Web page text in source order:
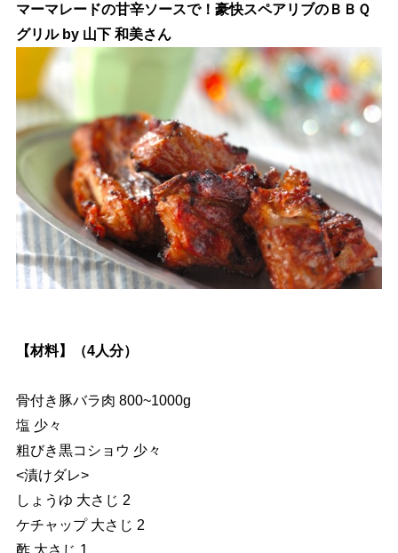
マーマレードの甘辛ソースで！豪快スペアリブのＢＢＱ
グリル by 山下 和美さん
【材料】（4人分）
骨付き豚バラ肉 800~1000g
塩 少々
粗びき黒コショウ 少々
<漬けダレ>
しょうゆ 大さじ 2
ケチャップ 大さじ 2